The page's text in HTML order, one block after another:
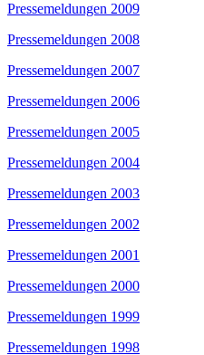
Pressemeldungen 2009
Pressemeldungen 2008
Pressemeldungen 2007
Pressemeldungen 2006
Pressemeldungen 2005
Pressemeldungen 2004
Pressemeldungen 2003
Pressemeldungen 2002
Pressemeldungen 2001
Pressemeldungen 2000
Pressemeldungen 1999
Pressemeldungen 1998